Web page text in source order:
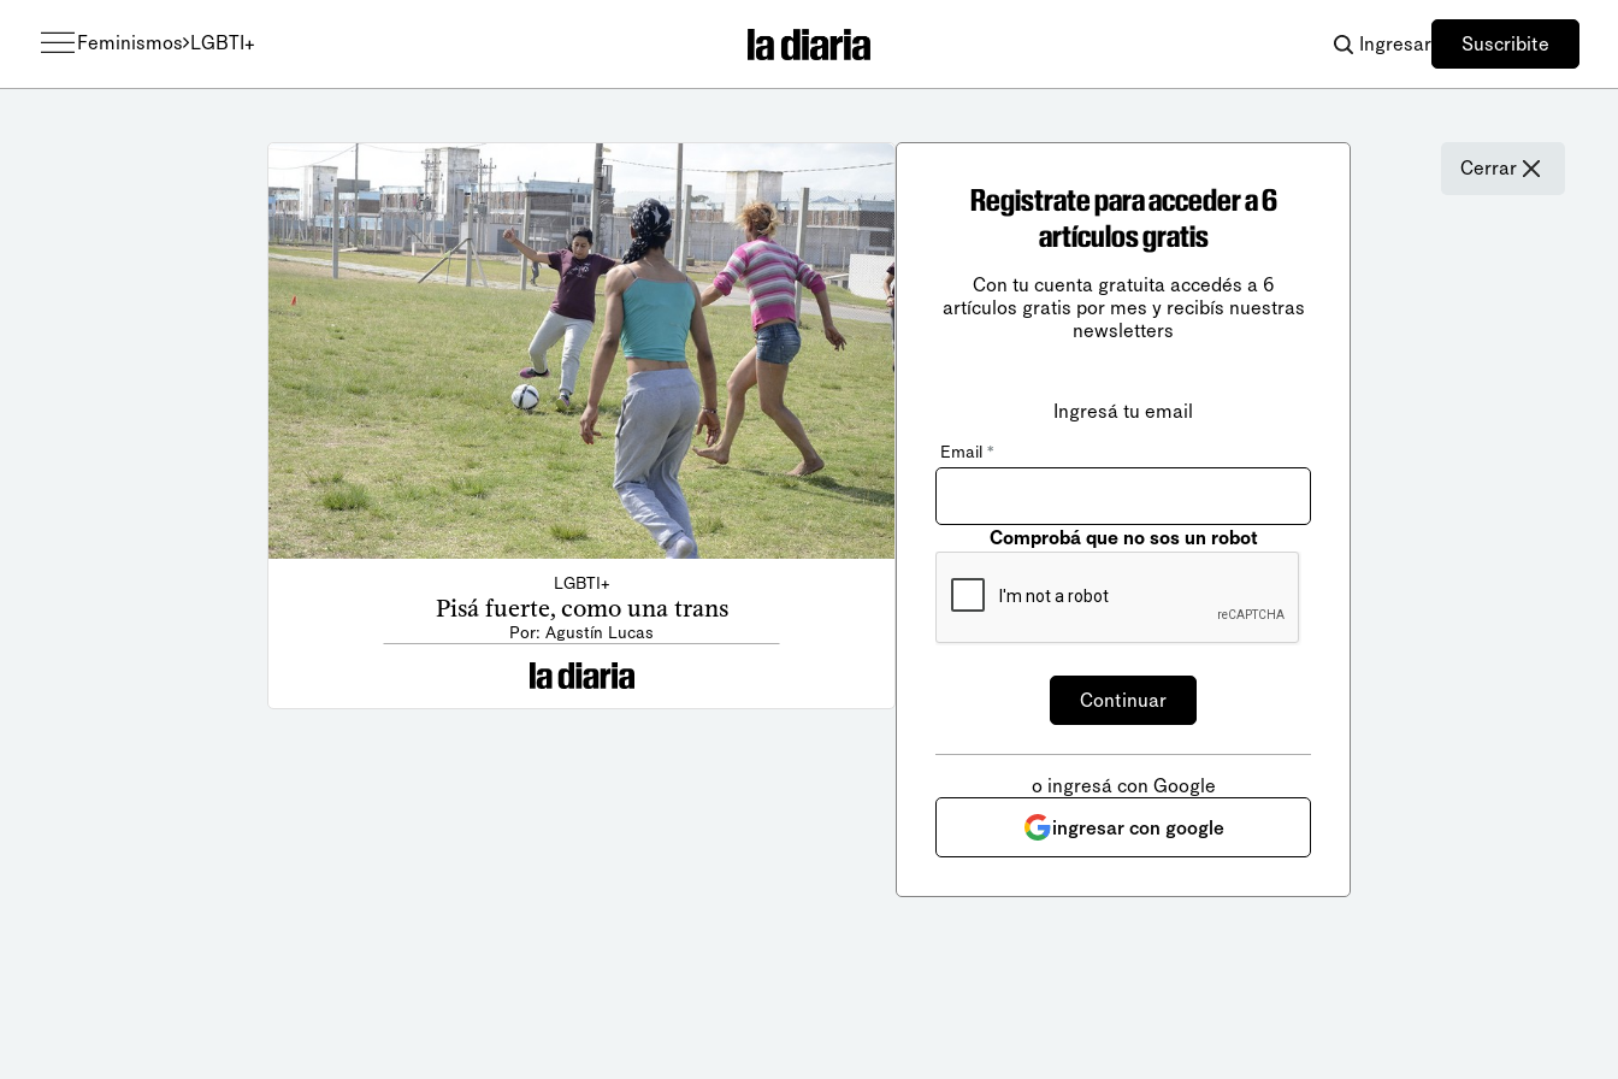
Feminismos LGBTI+ Ingresar Suscribite
LGBTI+
Pisá fuerte, como una trans
Por: Agustín Lucas
Cerrar
Registrate para acceder a 6
artículos gratis
Con tu cuenta gratuita accedés a 6
artículos gratis por mes y recibís nuestras
newsletters
Ingresá tu email
Email *
Comprobá que no sos un robot
o ingresá con Google
ingresar con google